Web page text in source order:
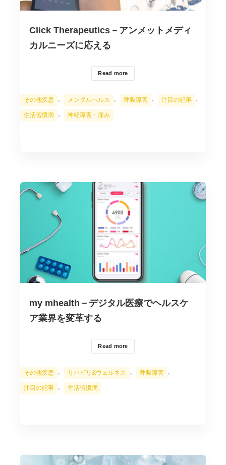
Click Therapeutics－アンメットメディ
カルニーズに応える
Read more
カ
テ
ゴ
その他疾患 、 メンタルヘルス 、 呼吸障害 、 注目の記事 、
生活習慣病 、 神経障害・痛み
my mhealth－デジタル医療でヘルスケ
ア業界を変革する
Read more
カ
テ
ゴ
その他疾患 、 リハビリ&ウェルネス 、 呼吸障害 、
注目の記事 、 生活習慣病